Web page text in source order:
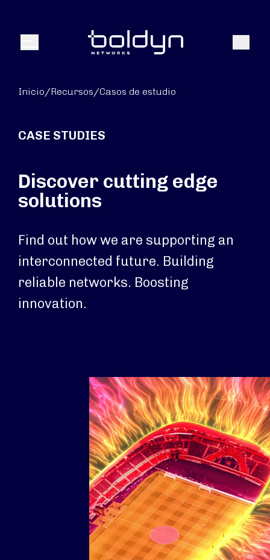
Menú Buscar
Inicio/Recursos/Casos de estudio
CASE STUDIES
Discover cutting edge
solutions
Find out how we are supporting an
interconnected future. Building
reliable networks. Boosting
innovation.